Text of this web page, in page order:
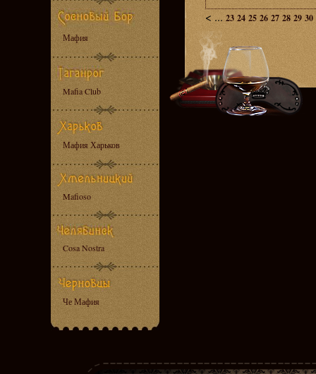
Мафия
Mafia Club
Мафия Харьков
Mafioso
Cosa Nostra
Че Мафия
< ... 23 24 25 26 27 28 29 30